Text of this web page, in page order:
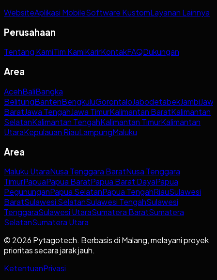
WebsiteAplikasi MobileSoftware KustomLayanan Lainnya
Perusahaan
Tentang KamiTim KamiKarirKontakFAQDukungan
Area
AcehBaliBangka
BelitungBantenBengkuluGorontaloJabodetabekJambi
BaratJawa TengahJawa TimurKalimantan BaratKalimantan
SelatanKalimantan TengahKalimantan TimurKalimantan
UtaraKepulauan RiauLampungMaluku
Area
Maluku UtaraNusa Tenggara BaratNusa Tenggara
TimurPapuaPapua BaratPapua Barat DayaPapua
PegununganPapua SelatanPapua TengahRiauSulawesi
BaratSulawesi SelatanSulawesi TengahSulawesi
TenggaraSulawesi UtaraSumatera BaratSumatera
SelatanSumatera Utara
© 2026 Pytagotech. Berbasis di Malang, melayani proyek
prioritas secara jarak jauh.
KetentuanPrivasi